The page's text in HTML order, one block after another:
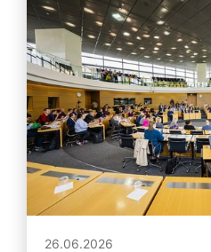
26.06.2026